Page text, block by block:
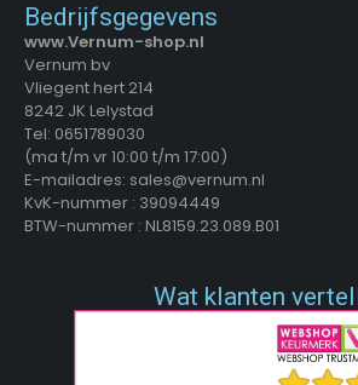
Bedrijfsgegevens
www.Vernum-shop.nl
Vernum bv
Vliegent hert 214
8242 JK Lelystad
Tel: 0651789030
(ma t/m vr 10:00 t/m 17:00)
E-mailadres: sales@vernum.nl
KvK-nummer : 39094449
BTW-nummer : NL8159.23.089.B01
Wat klanten